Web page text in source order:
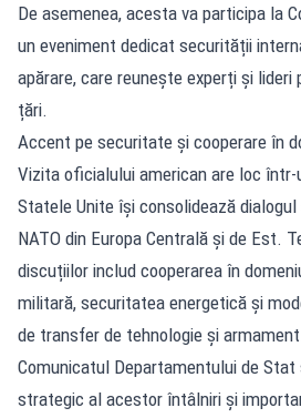
De asemenea, acesta va participa la
un eveniment dedicat securității
apărare, care reunește experți și
țări.
Accent pe securitate și cooperare în
Vizita oficialului american are loc
Statele Unite își consolidează
NATO din Europa Centrală și de Est.
discuțiilor includ cooperarea în
militară, securitatea energetică și
de transfer de tehnologie și
Comunicatul Departamentului de
strategic al acestor întâlniri și